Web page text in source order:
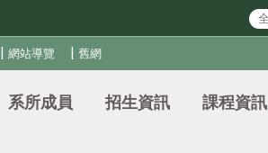
|網站導覽 |舊網
系所成員 招生資訊 課程資訊